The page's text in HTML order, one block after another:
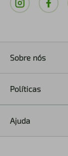
Sobre nós
Políticas
Ajuda